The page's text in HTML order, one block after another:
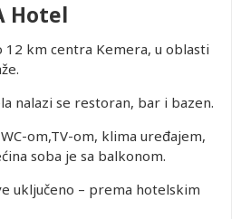
Hotel
12 km centra Kemera, u oblasti
nalazi se restoran, bar i bazen.
om,TV-om, klima uređajem,
soba je sa balkonom.
uključeno – prema hotelskim